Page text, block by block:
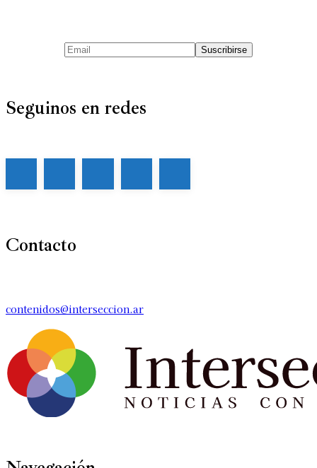
Seguinos en redes
Contacto
contenidos@interseccion.ar